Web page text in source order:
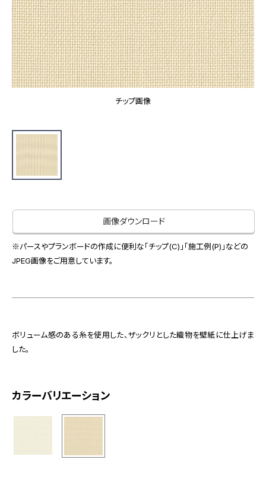
ノンワックス床タイル
壁紙機能性ガイド
モデルハウス
新築戸建・マンション
#リリカラのある暮らし
ショールーム
ショールーム トップ
東京ショールーム
大阪ショールーム
お客様サポート
お客様サポート トップ
動画一覧
お問い合わせ（一般のお客様）
インテリア事業
スペースソリューション事業
オフィスソリューション事業
ファシリティソリューション事業
会社情報
会社情報
チップ画像
画像ダウンロード
※パースやプランボードの作成に便利な「チップ(C)」「施工例(P)」などの
JPEG画像をご用意しています。
ボリューム感のある糸を使用した、ザックリとした織物を壁紙に仕上げま
した。
カラーバリエーション